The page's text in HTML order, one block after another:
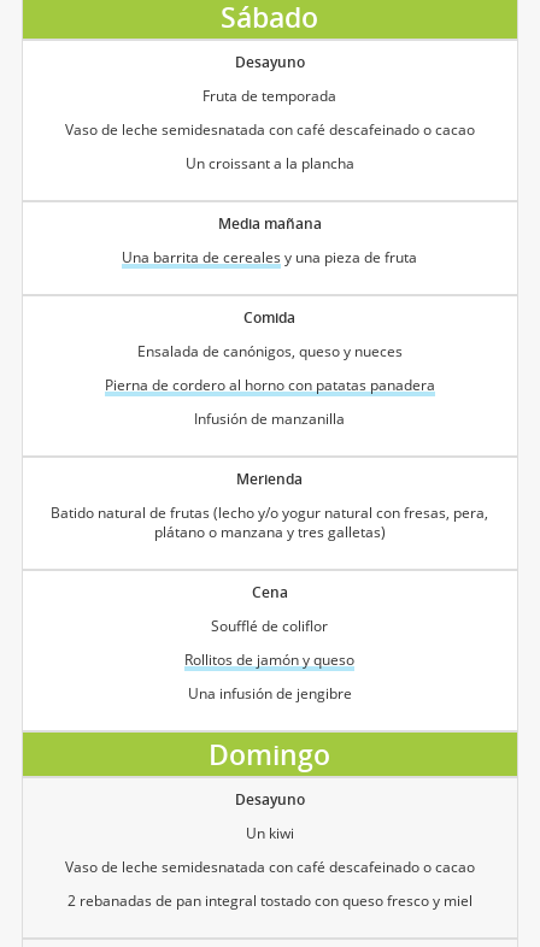
Sábado
Desayuno
Fruta de temporada
Vaso de leche semidesnatada con café descafeinado o cacao
Un croissant a la plancha
Media mañana
Una barrita de cereales y una pieza de fruta
Comida
Ensalada de canónigos, queso y nueces
Pierna de cordero al horno con patatas panadera
Infusión de manzanilla
Merienda
Batido natural de frutas (lecho y/o yogur natural con fresas, pera,
plátano o manzana y tres galletas)
Cena
Soufflé de coliflor
Rollitos de jamón y queso
Una infusión de jengibre
Domingo
Desayuno
Un kiwi
Vaso de leche semidesnatada con café descafeinado o cacao
2 rebanadas de pan integral tostado con queso fresco y miel